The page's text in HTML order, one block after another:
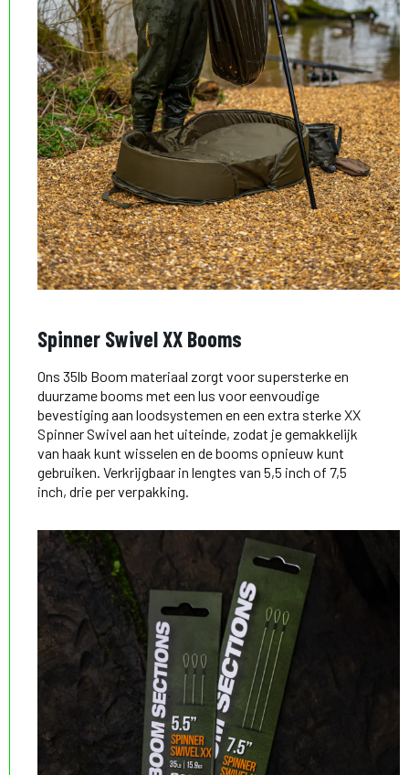
Spinner Swivel XX Booms
Ons 35lb Boom materiaal zorgt voor supersterke en
duurzame booms met een lus voor eenvoudige
bevestiging aan loodsystemen en een extra sterke XX
Spinner Swivel aan het uiteinde, zodat je gemakkelijk
van haak kunt wisselen en de booms opnieuw kunt
gebruiken. Verkrijgbaar in lengtes van 5,5 inch of 7,5
inch, drie per verpakking.